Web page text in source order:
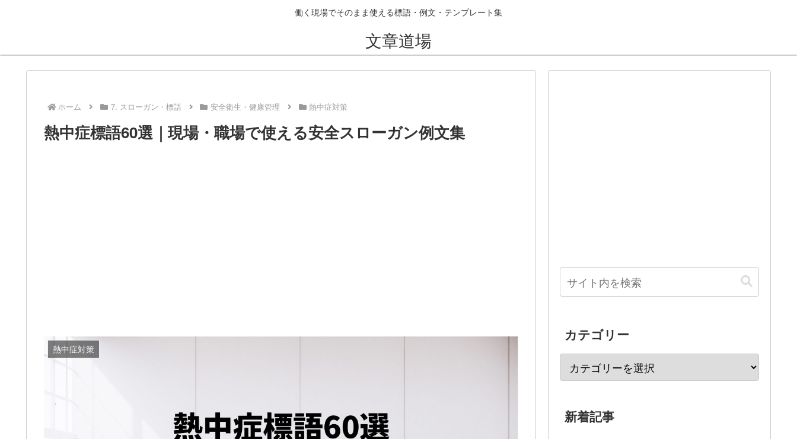
働く現場でそのまま使える標語・例文・テンプレート集
文章道場
ホーム 7. スローガン・標語 安全衛生・健康管理 熱中症対策
熱中症標語60選｜現場・職場で使える安全スローガン例文集
熱中症対策
カテゴリー
新着記事